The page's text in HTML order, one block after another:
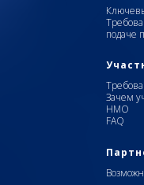
подаче
Зачем
НМО
FAQ